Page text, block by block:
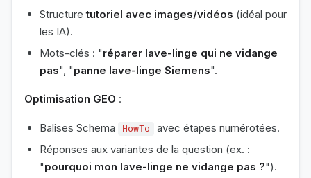
Structuretutoriel avec images/vidéos (idéal pour
les IA).
Mots-clés : "réparer lave-linge qui ne vidange
pas", "panne lave-linge Siemens".
Optimisation GEO :
Balises Schema HowTo
avec étapes numérotées.
Réponses aux variantes de la question (ex. :
"pourquoi mon lave-linge ne vidange pas ?").